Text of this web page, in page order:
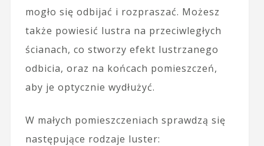
mogło się odbijać i rozpraszać. Możesz
także powiesić lustra na przeciwległych
ścianach, co stworzy efekt lustrzanego
odbicia, oraz na końcach pomieszczeń,
aby je optycznie wydłużyć.
W małych pomieszczeniach sprawdzą się
następujące rodzaje luster: